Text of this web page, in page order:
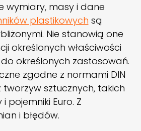
wymiary, masy i dane
plastikowych są
Nie stanowią one
określonych właściwości
określonych zastosowań.
zgodne z normami DIN
sztucznych, takich
pojemniki Euro. Z
i błędów.